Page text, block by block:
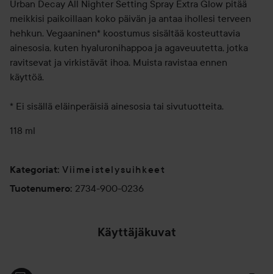
Urban Decay All Nighter Setting Spray Extra Glow pitää
meikkisi paikoillaan koko päivän ja antaa ihollesi terveen
hehkun. Vegaaninen* koostumus sisältää kosteuttavia
ainesosia, kuten hyaluronihappoa ja agaveuutetta, jotka
ravitsevat ja virkistävät ihoa. Muista ravistaa ennen
käyttöä.
* Ei sisällä eläinperäisiä ainesosia tai sivutuotteita.
118 ml
Kategoriat: Viimeistelysuihkeet
Tuotenumero: 2734-900-0236
Käyttäjäkuvat